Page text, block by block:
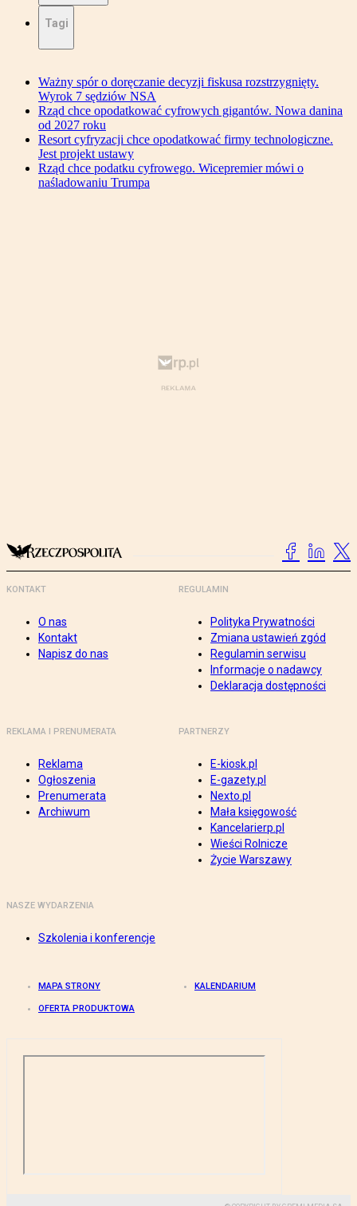
Tagi
Ważny spór o doręczanie decyzji fiskusa rozstrzygnięty.
Wyrok 7 sędziów NSA
Rząd chce opodatkować cyfrowych gigantów. Nowa danina
od 2027 roku
Resort cyfryzacji chce opodatkować firmy technologiczne.
Jest projekt ustawy
Rząd chce podatku cyfrowego. Wicepremier mówi o
naśladowaniu Trumpa
KONTAKT
O nas
Kontakt
Napisz do nas
REGULAMIN
Polityka Prywatności
Zmiana ustawień zgód
Regulamin serwisu
Informacje o nadawcy
Deklaracja dostępności
REKLAMA I PRENUMERATA
Reklama
Ogłoszenia
Prenumerata
Archiwum
PARTNERZY
E-kiosk.pl
E-gazety.pl
Nexto.pl
Mała księgowość
Kancelarierp.pl
Wieści Rolnicze
Życie Warszawy
NASZE WYDARZENIA
Szkolenia i konferencje
MAPA STRONY KALENDARIUM
OFERTA PRODUKTOWA